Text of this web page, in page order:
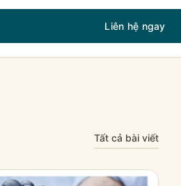
Liên hệ ngay
Tất cả bài viết